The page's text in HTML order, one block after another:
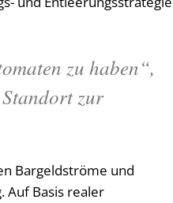
zu haben“,
zur
Bargeldströme und
Auf Basis realer